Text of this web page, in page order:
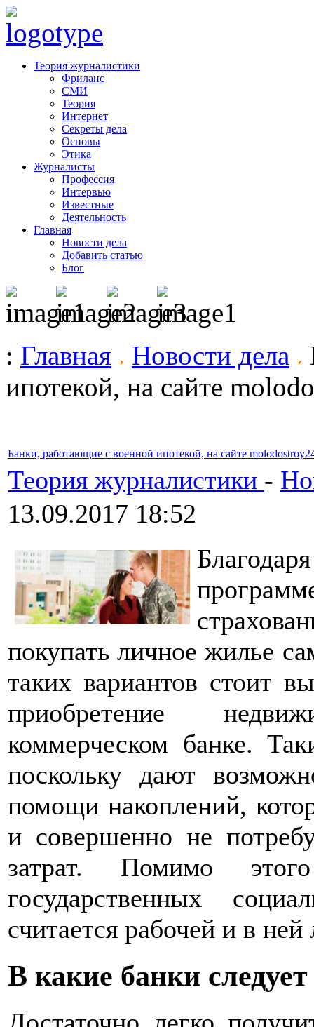
Теория журналистики
Фриланс
СМИ
Теория
Интернет
Секреты дела
Основы
Этика
Журналисты
Профессия
Интервью
Известные
Деятельность
Главная
Новости дела
Добавить статью
Блог
: Главная Новости дела
ипотекой, на сайте
Банки, работающие с военной ипотекой, на сайте
Теория журналистики -
13.09.2017 18:52
покупать личное жилье
таких вариантов стоит
приобретение
коммерческом банке.
поскольку дают
помощи накоплений,
и совершенно не
затрат. Помимо
государственных
считается рабочей и в ней
В какие банки